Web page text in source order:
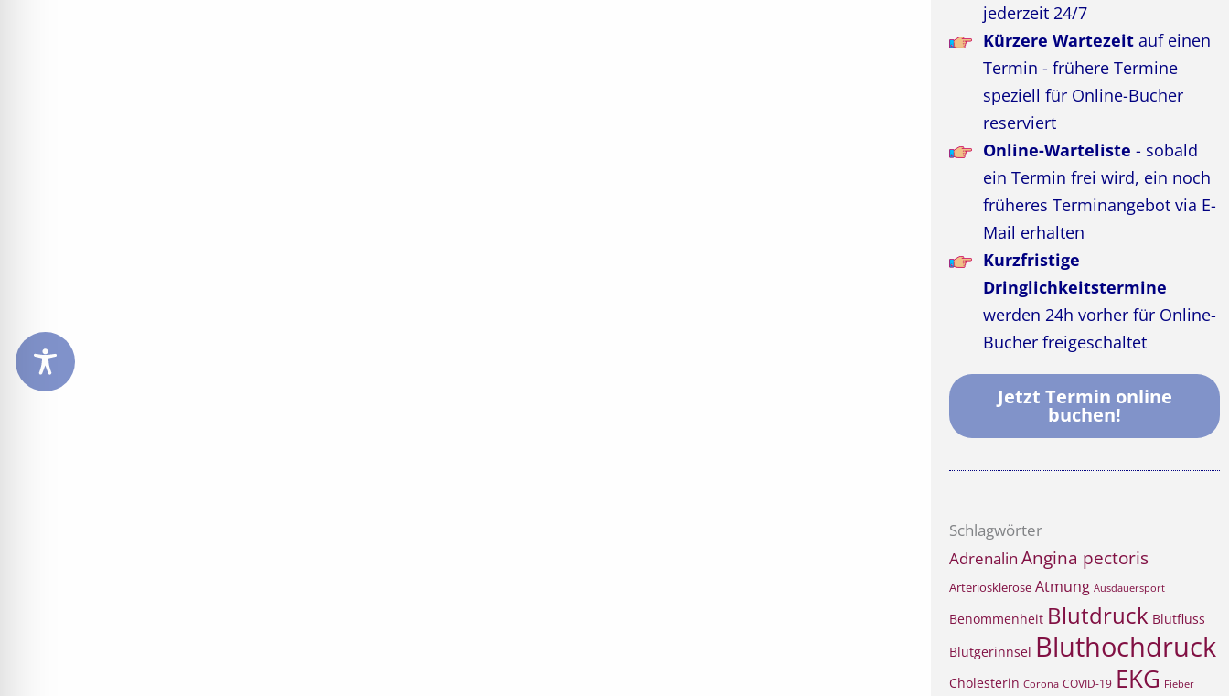
jederzeit 24/7
Kürzere Wartezeitauf einen
Termin - frühere Termine
speziell für Online-Bucher
reserviert
Online-Warteliste - sobald
ein Termin frei wird, ein noch
früheres Terminangebot via E-
Mail erhalten
Kurzfristige
Dringlichkeitstermine
werden 24h vorher für Online-
Bucher freigeschaltet
Jetzt Termin online
buchen!
Schlagwörter
Adrenalin Angina pectoris
Arteriosklerose Atmung Ausdauersport
Benommenheit Blutdruck Blutfluss
Blutgerinnsel Bluthochdruck
Cholesterin Corona COVID-19 EKG Fieber